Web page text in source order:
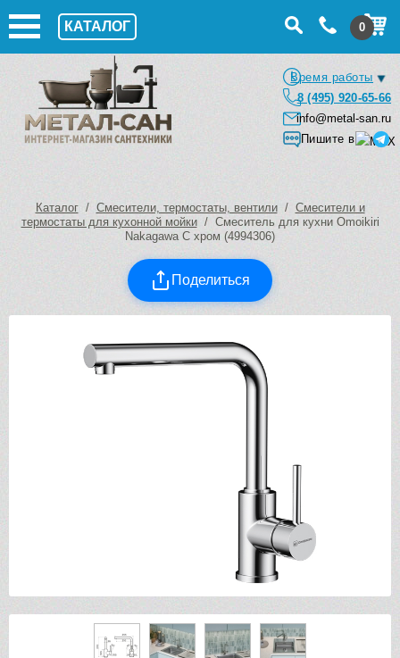
КАТАЛОГ 0
Время работы
8 (495) 920-65-66
info@metal-san.ru
Пишите в
Каталог/ Смесители, термостаты, вентили/ Смесители и
термостаты для кухонной мойки/ Смеситель для кухни Omoikiri
Nakagawa C хром (4994306)
Поделиться